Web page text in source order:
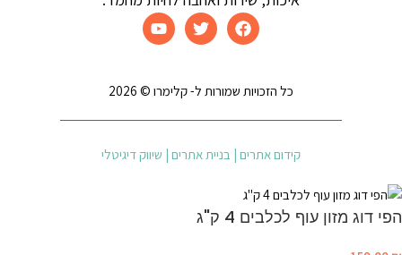
כל הזכויות שמורות ל- קלימרו © 2026
קידום אתרים | בניית אתרים | שיווק דיגיטלי
הפי דוג מזון עוף לכלבים 4 ק"ג